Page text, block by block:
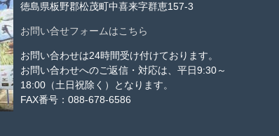
徳島県板野郡松茂町中喜来字群恵157-3
お問い合せフォームはこちら
お問い合わせは24時間受け付けております。
お問い合わせへのご返信・対応は、平日9:30～
18:00（土日祝除く）となります。
FAX番号：088-678-6586